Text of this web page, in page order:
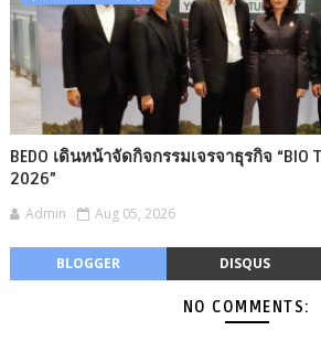
BEDO เดินหน้าจัดกิจกรรมเจรจาธุรกิจ “BIO
2026”
Admin Aug 05, 2026
BLOGGER DISQUS
NO COMMENTS: